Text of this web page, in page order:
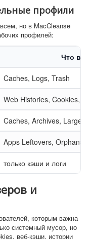
профили
но в MacCleanse
профилей:
Что
Caches, Logs, Trash
Web Histories, Cookies,
Caches, Archives, Large
Apps Leftovers, Orphans,
только кэши и логи
и
которым важна
системный мусор, но
веб-кэши, истории